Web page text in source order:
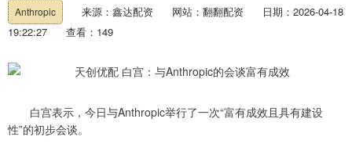
Anthropic 来源：鑫达配资 网站：翻翻配资
日期：2026-04-18
19:22:27
查看：149
白宫表示，今日与Anthropic举行了一次“富有成效且具有建设
性”的初步会谈。